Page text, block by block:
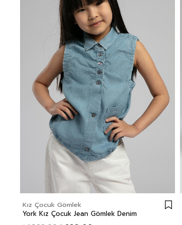
Kız Çocuk Gömlek
York Kız Çocuk Jean Gömlek Denim